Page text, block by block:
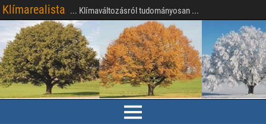
Klímarealista ... Klímaváltozásról tudományosan ...